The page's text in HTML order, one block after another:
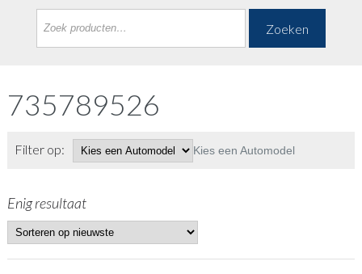
Zoeken
735789526
Filter op: Kies een Automodel
Enig resultaat